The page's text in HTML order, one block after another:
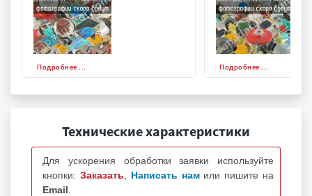
Подробнее ... Подробнее ...
Технические характеристики
Для ускорения обработки заявки используйте
кнопки: Заказать Написать нам или пишите на
Email